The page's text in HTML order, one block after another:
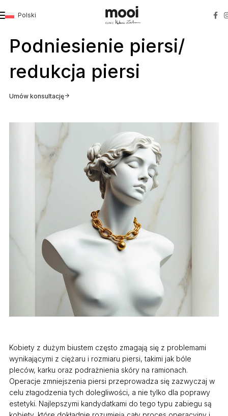
Polski
Podniesienie piersi/ redukcja piersi
Podniesienie piersi/
redukcja piersi
Umów konsultację
Kobiety z dużym biustem często zmagają się z problemami
wynikającymi z ciężaru i rozmiaru piersi, takimi jak bóle
pleców, karku oraz podrażnienia skóry na ramionach.
Operacje zmniejszenia piersi przeprowadza się zazwyczaj w
celu złagodzenia tych dolegliwości, a nie tylko dla poprawy
estetyki. Najlepszymi kandydatkami do tego typu zabiegu są